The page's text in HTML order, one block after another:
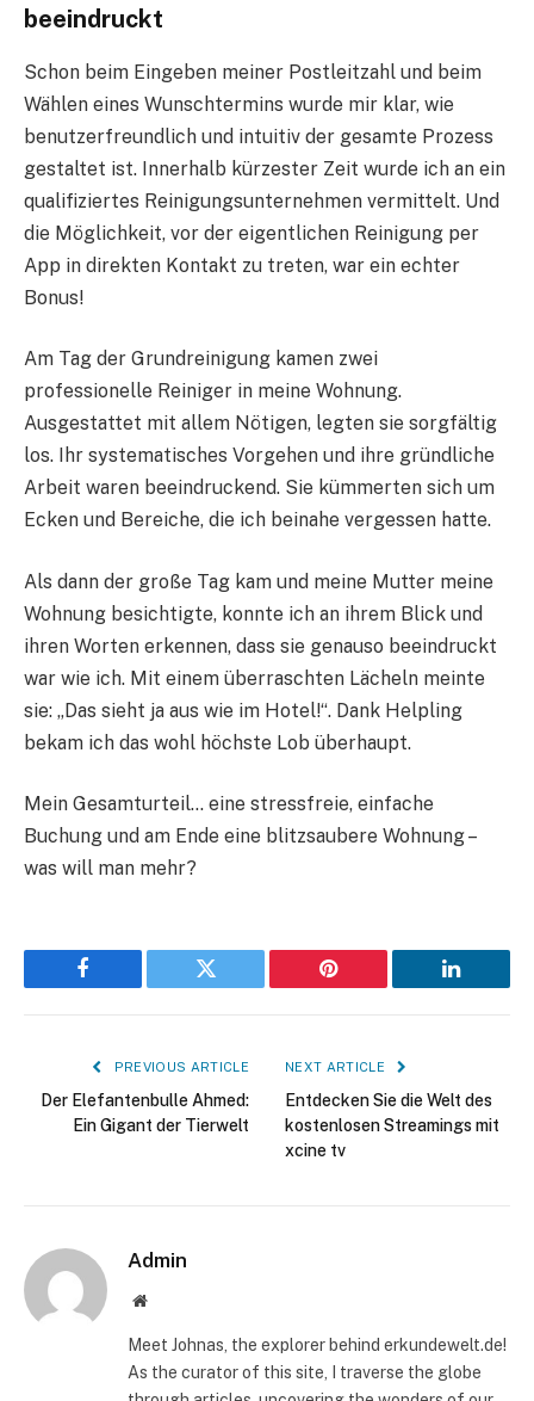
beeindruckt
Schon beim Eingeben meiner Postleitzahl und beim
Wählen eines Wunschtermins wurde mir klar, wie
benutzerfreundlich und intuitiv der gesamte Prozess
gestaltet ist. Innerhalb kürzester Zeit wurde ich an ein
qualifiziertes Reinigungsunternehmen vermittelt. Und
die Möglichkeit, vor der eigentlichen Reinigung per
App in direkten Kontakt zu treten, war ein echter
Bonus!
Am Tag der Grundreinigung kamen zwei
professionelle Reiniger in meine Wohnung.
Ausgestattet mit allem Nötigen, legten sie sorgfältig
los. Ihr systematisches Vorgehen und ihre gründliche
Arbeit waren beeindruckend. Sie kümmerten sich um
Ecken und Bereiche, die ich beinahe vergessen hatte.
Als dann der große Tag kam und meine Mutter meine
Wohnung besichtigte, konnte ich an ihrem Blick und
ihren Worten erkennen, dass sie genauso beeindruckt
war wie ich. Mit einem überraschten Lächeln meinte
sie: „Das sieht ja aus wie im Hotel!“. Dank Helpling
bekam ich das wohl höchste Lob überhaupt.
Mein Gesamturteil… eine stressfreie, einfache
Buchung und am Ende eine blitzsaubere Wohnung –
was will man mehr?
Facebook Twitter Pinterest LinkedIn
PREVIOUS ARTICLE
Der Elefantenbulle Ahmed:
Ein Gigant der Tierwelt
NEXT ARTICLE
Entdecken Sie die Welt des
kostenlosen Streamings mit
xcine tv
Admin
Website
Meet Johnas, the explorer behind erkundewelt.de!
As the curator of this site, I traverse the globe